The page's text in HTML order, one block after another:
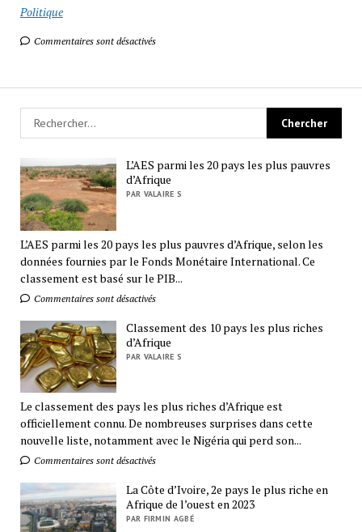
Politique
Commentaires sont désactivés
L’AES parmi les 20 pays les plus pauvres
d’Afrique
PAR VALAIRE S
L’AES parmi les 20 pays les plus pauvres d’Afrique, selon les
données fournies par le Fonds Monétaire International. Ce
classement est basé sur le PIB...
Commentaires sont désactivés
Classement des 10 pays les plus riches
d’Afrique
PAR VALAIRE S
Le classement des pays les plus riches d’Afrique est
officiellement connu. De nombreuses surprises dans cette
nouvelle liste, notamment avec le Nigéria qui perd son...
Commentaires sont désactivés
La Côte d’Ivoire, 2e pays le plus riche en
Afrique de l’ouest en 2023
PAR FIRMIN AGBÉ